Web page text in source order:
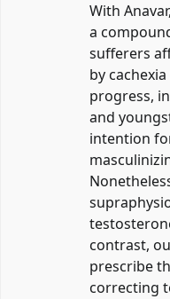
With
a
sufferers
by
progress,
and
intention
contrast,
prescribe
correcting